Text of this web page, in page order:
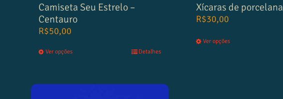
Camiseta Seu Estrelo –
Centauro
R$50,00
Ver opções Detalhes
Xícaras de porcelana
R$30,00
Ver opções